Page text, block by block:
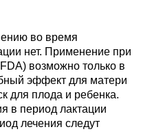
во время
нет. Применение при
возможно только в
эффект для матери
для плода и ребенка.
в период лактации
лечения следут